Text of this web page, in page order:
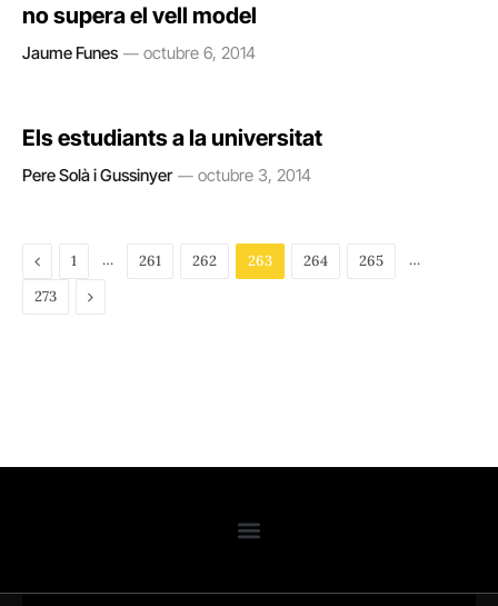
no supera el vell model
Jaume Funes octubre 6, 2014
Els estudiants a la universitat
Pere Solà i Gussinyer octubre 3, 2014
Previous
1 … 261 262 263 264 265
…
273
Next